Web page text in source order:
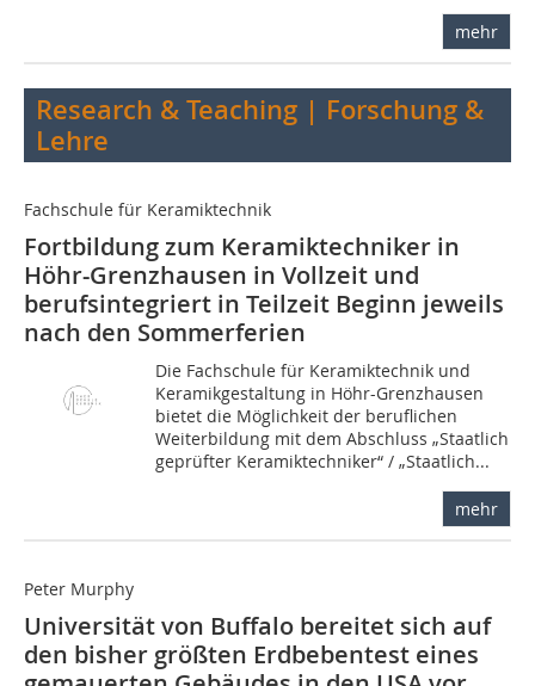
mehr
Research & Teaching | Forschung &
Lehre
Fachschule für Keramiktechnik
Fortbildung zum Keramiktechniker in
Höhr-Grenzhausen in Vollzeit und
berufsintegriert in Teilzeit Beginn jeweils
nach den Sommerferien
Die Fachschule für Keramiktechnik und
Keramikgestaltung in Höhr-Grenzhausen
bietet die Möglichkeit der beruflichen
Weiterbildung mit dem Abschluss „Staatlich
geprüfter Keramiktechniker“ / „Staatlich...
mehr
Peter Murphy
Universität von Buffalo bereitet sich auf
den bisher größten Erdbebentest eines